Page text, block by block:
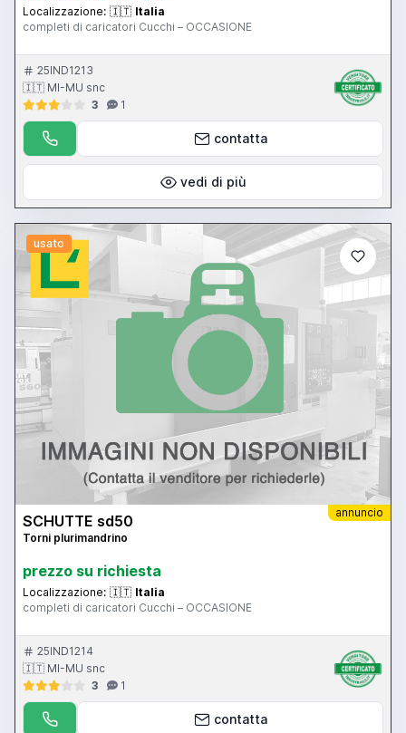
Localizzazione: 🇮🇹 Italia
completi di caricatori Cucchi – OCCASIONE
25IND1213
🇮🇹 MI-MU snc
3
1
contatta
vedi di più
usato
annuncio
SCHUTTE sd50
Torni plurimandrino
prezzo su richiesta
Localizzazione: 🇮🇹 Italia
completi di caricatori Cucchi – OCCASIONE
25IND1214
🇮🇹 MI-MU snc
3
1
contatta